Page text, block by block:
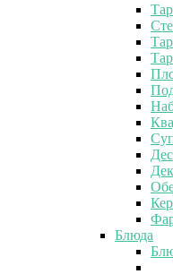
Блюда